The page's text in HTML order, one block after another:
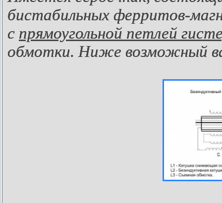
бистабильных ферритов-
с прямоугольной петлей
обмотки. Ниже возможный